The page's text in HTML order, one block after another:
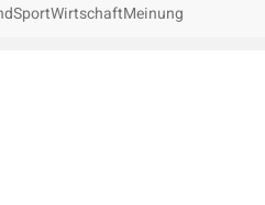
SportWirtschaftMeinung